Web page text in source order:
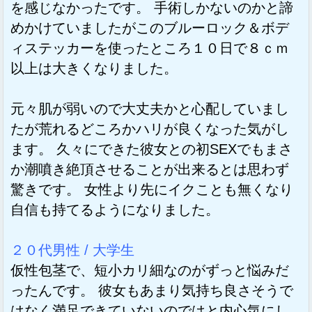
を感じなかったです。 手術しかないのかと諦
めかけていましたがこのブルーロック＆ボデ
ィステッカーを使ったところ１０日で８ｃｍ
以上は大きくなりました。
元々肌が弱いので大丈夫かと心配していまし
たが荒れるどころかハリが良くなった気がし
ます。 久々にできた彼女との初SEXでもまさ
か潮噴き絶頂させることが出来るとは思わず
驚きです。 女性より先にイクことも無くなり
自信も持てるようになりました。
２０代男性 / 大学生
仮性包茎で、短小カリ細なのがずっと悩みだ
ったんです。 彼女もあまり気持ち良さそうで